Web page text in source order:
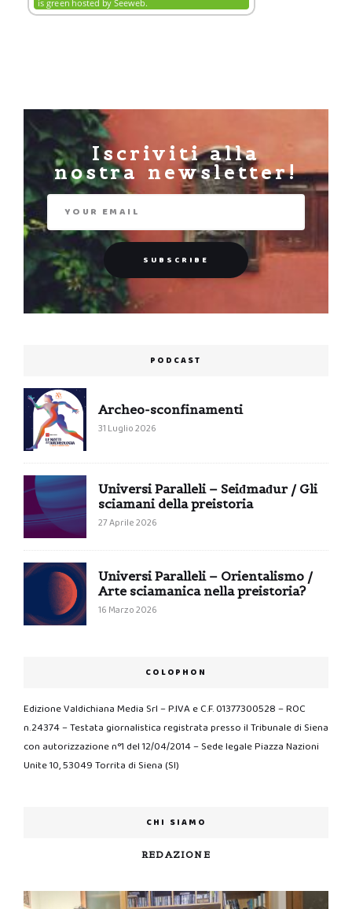
Iscriviti alla
nostra newsletter!
PODCAST
Archeo-sconfinamenti
31 Luglio 2026
Universi Paralleli – Seiđmađur / Gli
sciamani della preistoria
27 Aprile 2026
Universi Paralleli – Orientalismo /
Arte sciamanica nella preistoria?
16 Marzo 2026
COLOPHON
Edizione Valdichiana Media Srl – P.IVA e C.F. 01377300528 – ROC
n.24374 – Testata giornalistica registrata presso il Tribunale di Siena
con autorizzazione n°1 del 12/04/2014 – Sede legale Piazza Nazioni
Unite 10, 53049 Torrita di Siena (SI)
CHI SIAMO
REDAZIONE